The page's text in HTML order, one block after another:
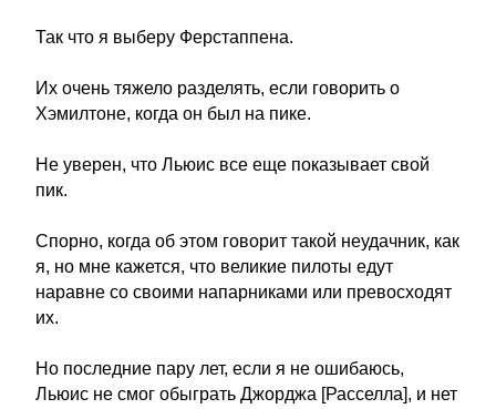
Так что я выберу Ферстаппена.
Их очень тяжело разделять, если говорить о
Хэмилтоне, когда он был на пике.
Не уверен, что Льюис все еще показывает свой
пик.
Спорно, когда об этом говорит такой неудачник, как
я, но мне кажется, что великие пилоты едут
наравне со своими напарниками или превосходят
их.
Но последние пару лет, если я не ошибаюсь,
Льюис не смог обыграть Джорджа [Расселла], и нет